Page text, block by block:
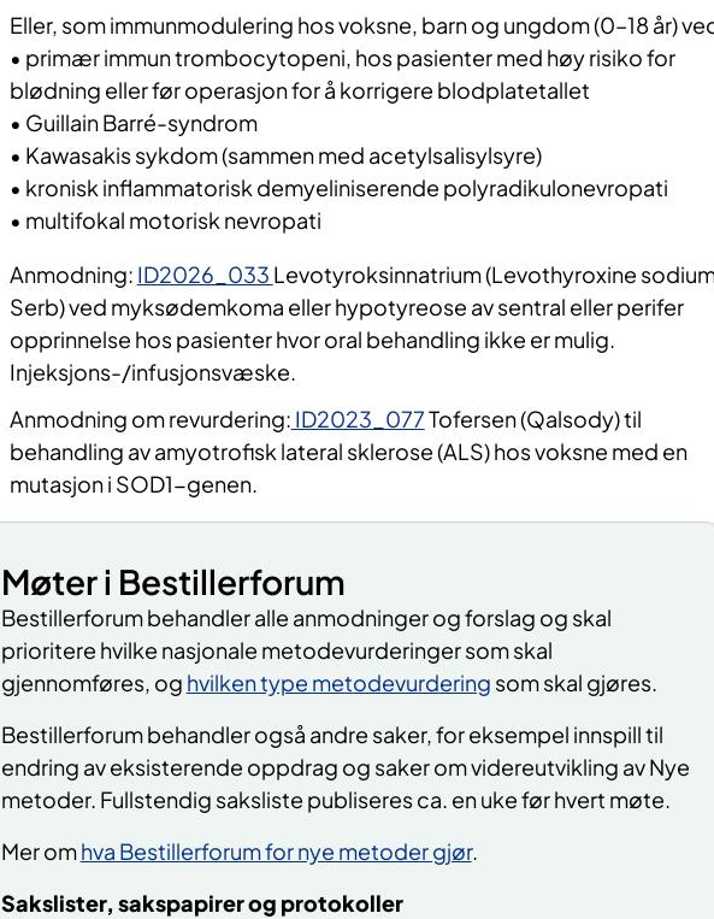
Eller, som immunmodulering hos voksne, barn og ungdom (0–18 år)
• primær immun trombocytopeni, hos pasienter med høy risiko for
blødning eller før operasjon for å korrigere blodplatetallet
• Guillain Barré-syndrom
• Kawasakis sykdom (sammen med acetylsalisylsyre)
• kronisk inflammatorisk demyeliniserende polyradikulonevropati
• multifokal motorisk nevropati
Anmodning: ID2026_033 Levotyroksinnatrium (Levothyroxine
Serb) ved myksødemkoma eller hypotyreose av sentral eller perifer
opprinnelse hos pasienter hvor oral behandling ikke er mulig.
Injeksjons-/infusjonsvæske.
Anmodning om revurdering: ID2023_077Tofersen (Qalsody) til
behandling av amyotrofisk lateral sklerose (ALS) hos voksne med en
mutasjon i SOD1-genen.
Møter i Bestillerforum
Bestillerforum behandler alle anmodninger og forslag og skal
prioritere hvilke nasjonale metodevurderinger som skal
gjennomføres, og hvilken type metodevurdering som skal gjøres.
Bestillerforum behandler også andre saker, for eksempel innspill til
endring av eksisterende oppdrag og saker om videreutvikling av Nye
metoder. Fullstendig saksliste publiseres ca. en uke før hvert møte.
Mer omhva Bestillerforum for nye metoder gjør.
Sakslister, sakspapirer og protokoller